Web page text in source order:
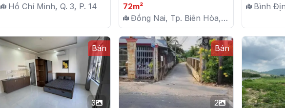
KINH DOANH NGAY
Hồ Chí Minh, Q. 3, P. 14
BIÊN MỚI )
72m²
Đồng Nai, Tp. Biên Hòa,
P. Bửu Long
Bình
Bán
3
Bán
2